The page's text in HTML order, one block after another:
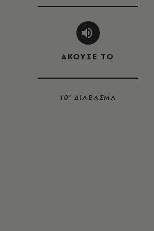
ΑΚΟΥΣΕ ΤΟ
10’ ΔΙΑΒΑΣΜΑ